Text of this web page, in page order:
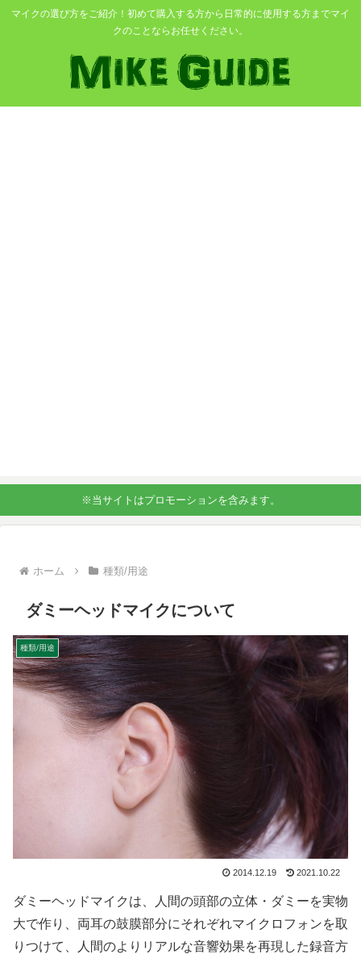
マイクの選び方をご紹介！初めて購入する方から日常的に使用する方までマイ
クのことならお任せください。
※当サイトはプロモーションを含みます。
ホーム 種類/用途
ダミーヘッドマイクについて
種類/用途
2014.12.19 2021.10.22
ダミーヘッドマイクは、人間の頭部の立体・ダミーを実物
大で作り、両耳の鼓膜部分にそれぞれマイクロフォンを取
りつけて、人間のよりリアルな音響効果を再現した録音方